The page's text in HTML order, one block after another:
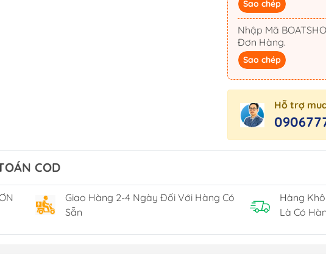
Bộ Lái Cơ
Sơn Vỏ Tàu TopCoat
Sơn Lót Primer
Trám & Bột Bả Fillers
Nhựa Epoxy Resin
Sao chép
Nhập Mã
Đơn Hàng.
Sao chép
Hỗ trợ
COD
Giao Hàng 2-4 Ngày Đối Với Hàng Có
Sẵn
Hàng
Là Có